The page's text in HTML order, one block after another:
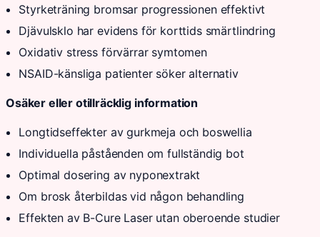
Styrketräning bromsar progressionen effektivt
Djävulsklo har evidens för korttids smärtlindring
Oxidativ stress förvärrar symtomen
NSAID-känsliga patienter söker alternativ
Osäker eller otillräcklig information
Longtidseffekter av gurkmeja och boswellia
Individuella påståenden om fullständig bot
Optimal dosering av nyponextrakt
Om brosk återbildas vid någon behandling
Effekten av B-Cure Laser utan oberoende studier